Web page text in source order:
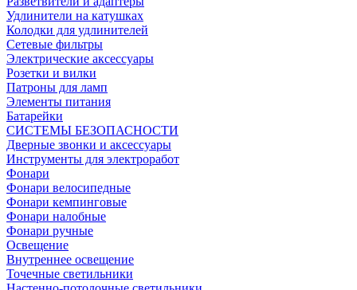
Удлинители на катушках
Колодки для удлинителей
Сетевые фильтры
Электрические аксессуары
Розетки и вилки
Патроны для ламп
Элементы питания
Батарейки
СИСТЕМЫ БЕЗОПАСНОСТИ
Дверные звонки и аксессуары
Инструменты для электроработ
Фонари
Фонари велосипедные
Фонари кемпинговые
Фонари налобные
Фонари ручные
Освещение
Внутреннее освещение
Точечные светильники